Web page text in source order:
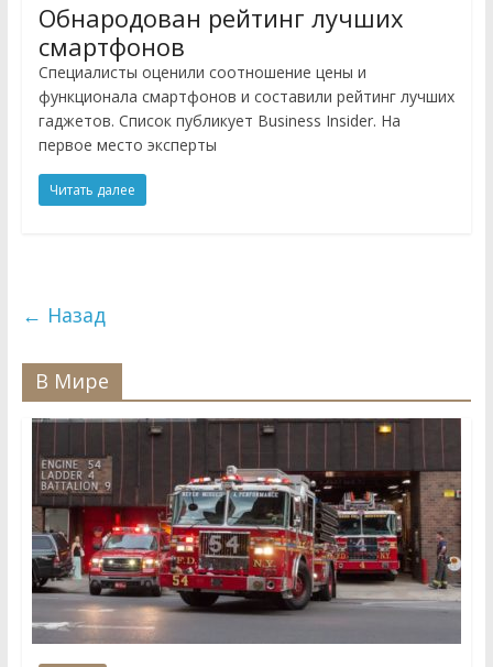
Обнародован рейтинг лучших
смартфонов
Специалисты оценили соотношение цены и
функционала смартфонов и составили рейтинг лучших
гаджетов. Список публикует Business Insider. На
первое место эксперты
Читать далее
← Назад
В Мире